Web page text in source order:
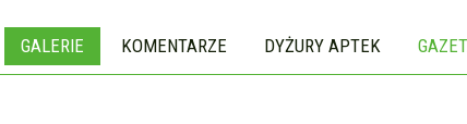
GALERIE KOMENTARZE DYŻURY APTEK